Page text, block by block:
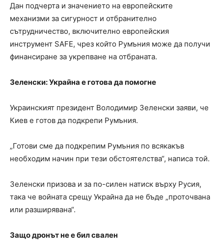
Дан подчерта и значението на европейските
механизми за сигурност и отбранително
сътрудничество, включително европейския
инструмент SAFE, чрез който Румъния може да получи
финансиране за укрепване на отбраната.
Зеленски: Украйна е готова да помогне
Украинският президент Володимир Зеленски заяви, че
Киев е готов да подкрепи Румъния.
„Готови сме да подкрепим Румъния по всякакъв
необходим начин при тези обстоятелства“, написа той.
Зеленски призова и за по-силен натиск върху Русия,
така че войната срещу Украйна да не бъде „проточвана
или разширявана“.
Защо дронът не е бил свален